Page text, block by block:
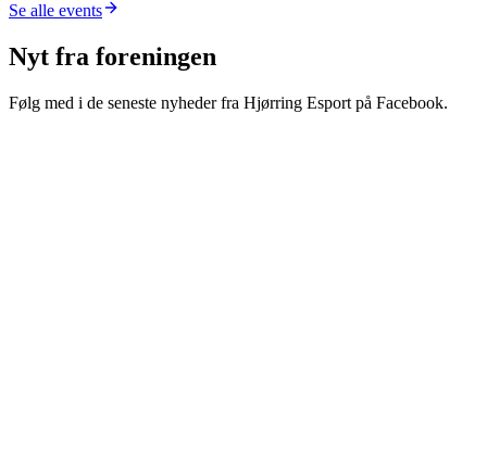
Se alle events
Nyt fra foreningen
Følg med i de seneste nyheder fra Hjørring Esport på Facebook.